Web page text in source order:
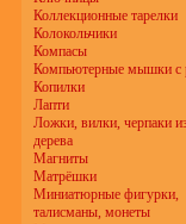
Коллекционные тарелки
Колокольчики
Компасы
Компьютерные мышки с
Копилки
Лапти
Ложки, вилки, черпаки
дерева
Магниты
Матрёшки
Миниатюрные фигурки,
талисманы, монеты